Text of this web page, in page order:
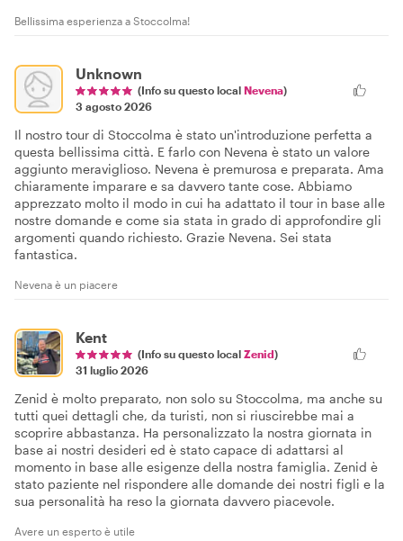
Bellissima esperienza a Stoccolma!
Unknown
(Info su questo local Nevena)
3 agosto 2026
Il nostro tour di Stoccolma è stato un'introduzione perfetta a
questa bellissima città. E farlo con Nevena è stato un valore
aggiunto meraviglioso. Nevena è premurosa e preparata. Ama
chiaramente imparare e sa davvero tante cose. Abbiamo
apprezzato molto il modo in cui ha adattato il tour in base alle
nostre domande e come sia stata in grado di approfondire gli
argomenti quando richiesto. Grazie Nevena. Sei stata
fantastica.
Nevena è un piacere
Kent
(Info su questo local Zenid)
31 luglio 2026
Zenid è molto preparato, non solo su Stoccolma, ma anche su
tutti quei dettagli che, da turisti, non si riuscirebbe mai a
scoprire abbastanza. Ha personalizzato la nostra giornata in
base ai nostri desideri ed è stato capace di adattarsi al
momento in base alle esigenze della nostra famiglia. Zenid è
stato paziente nel rispondere alle domande dei nostri figli e la
sua personalità ha reso la giornata davvero piacevole.
Avere un esperto è utile